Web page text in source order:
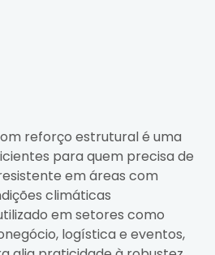
reforço estrutural é uma
para quem precisa de
em áreas com
climáticas
em setores como
logística e eventos,